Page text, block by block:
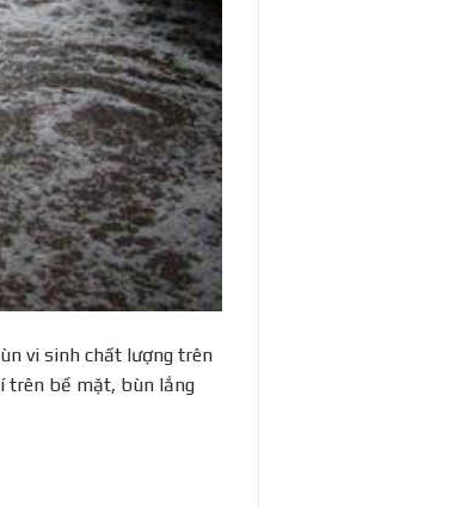
vi sinh chất lượng trên
trên bề mặt, bùn lắng